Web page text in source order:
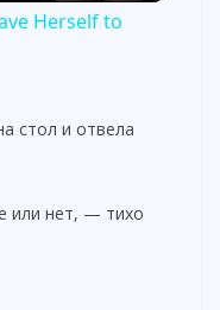
Herself to
стол и отвела
или нет, — тихо